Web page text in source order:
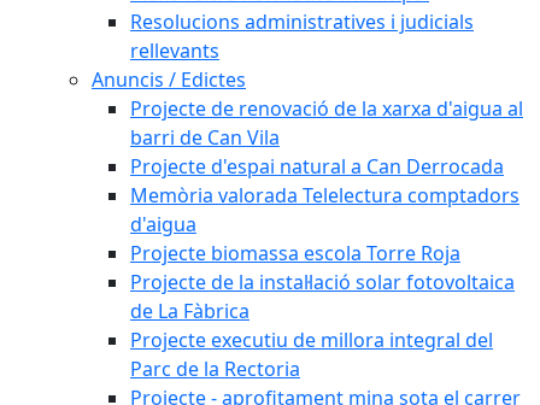
Resolucions administratives i judicials
rellevants
Anuncis / Edictes
Projecte de renovació de la xarxa d'aigua al
barri de Can Vila
Projecte d'espai natural a Can Derrocada
Memòria valorada Telelectura comptadors
d'aigua
Projecte biomassa escola Torre Roja
Projecte de la instal·lació solar fotovoltaica
de La Fàbrica
Projecte executiu de millora integral del
Parc de la Rectoria
Projecte - aprofitament mina sota el carrer